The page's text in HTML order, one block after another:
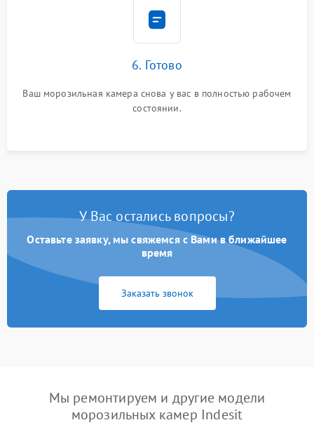
6. Готово
Ваш морозильная камера снова у вас в полностью рабочем
состоянии.
У Вас остались вопросы?
Оставьте заявку, мы свяжемся с Вами в ближайшее
время
Заказать звонок
Мы ремонтируем и другие модели
морозильных камер Indesit